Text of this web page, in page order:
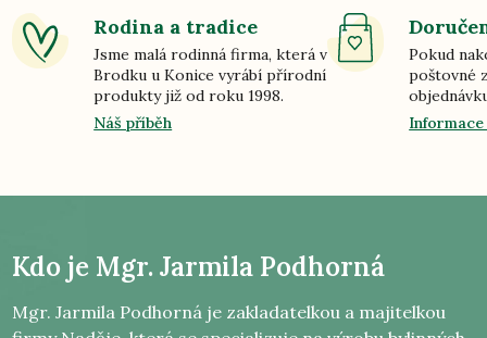
Rodina a tradice
Jsme malá rodinná firma, která v
Brodku u Konice vyrábí přírodní
produkty již od roku 1998.
Náš příběh
Pokud
poštovné
Kdo je Mgr. Jarmila Podhorná
Mgr. Jarmila Podhorná je zakladatelkou a majitelkou